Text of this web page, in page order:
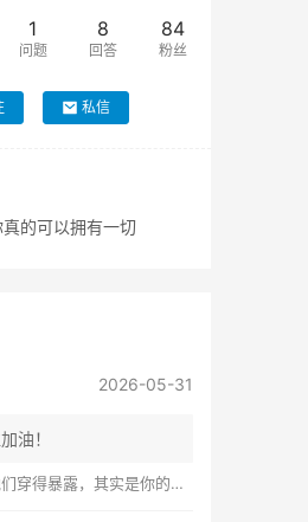
1
问题
8
回答
84
粉丝
私信
的可以拥有一切
2026-05-31
油！
得暴露，其实是你的心在着火